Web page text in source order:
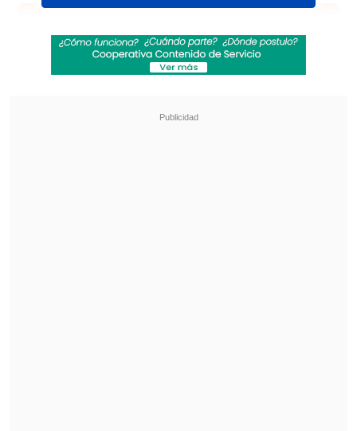
La UC quiere retomar el rumbo ante Cobresal
y sumar confianza antes de la visita a
Matías Claro, presidente de Cruzados: